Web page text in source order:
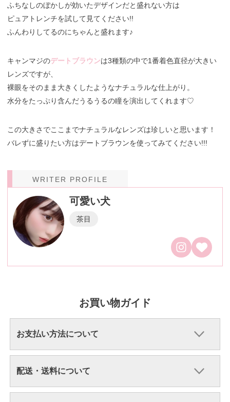
ふちなしのぼかしが効いたデザインだと盛れない方は
ピュアトレンチを試して見てください!!
ふんわりしてるのにちゃんと盛れます♪
キャンマジのデートブラウンは3種類の中で1番着色直径が大きい
レンズですが、
裸眼をそのまま大きくしたようなナチュラルな仕上がり。
水分をたっぷり含んだうるうるの瞳を演出してくれます♡
この大きさでここまでナチュラルなレンズは珍しいと思います！
バレずに盛りたい方はデートブラウンを使ってみてください!!!
WRITER PROFILE
可愛い犬
茶目
お買い物ガイド
お支払い方法について
配送・送料について